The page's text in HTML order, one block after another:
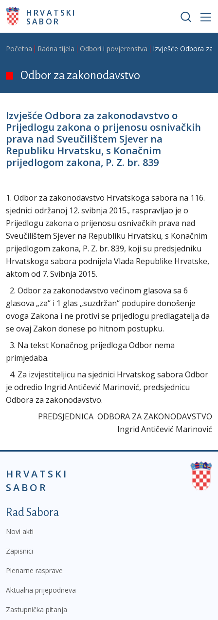
Skoči na glavni sadržaj
HRVATSKI
SABOR
Breadcrumb
Početna Radna tijela Odbori i povjerenstva Izvješće Odbora za
Odbor za zakonodavstvo
Izvješće Odbora za zakonodavstvo o
Prijedlogu zakona o prijenosu osnivačkih
prava nad Sveučilištem Sjever na
Republiku Hrvatsku, s Konačnim
prijedlogom zakona, P. Z. br. 839
1. Odbor za zakonodavstvo Hrvatskoga sabora na 116.
sjednici održanoj 12. svibnja 2015., raspravljao je o
Prijedlogu zakona o prijenosu osnivačkih prava nad
Sveučilištem Sjever na Republiku Hrvatsku, s Konačnim
prijedlogom zakona, P. Z. br. 839, koji su predsjedniku
Hrvatskoga sabora podnijela Vlada Republike Hrvatske,
aktom od 7. Svibnja 2015.
2. Odbor za zakonodavstvo većinom glasova sa 6
glasova „za“ i 1 glas „suzdržan“ podupire donošenje
ovoga Zakona i ne protivi se prijedlogu predlagatelja da
se ovaj Zakon donese po hitnom postupku.
3. Na tekst Konačnog prijedloga Odbor nema
primjedaba.
4. Za izvjestiteljicu na sjednici Hrvatskog sabora Odbor
je odredio Ingrid Antičević Marinović, predsjednicu
Odbora za zakonodavstvo.
PREDSJEDNICA ODBORA ZA ZAKONODAVSTVO
Ingrid Antičević Marinović
HRVATSKI
SABOR
Podnožje prvi izbornik
Rad Sabora
Novi akti
Zapisnici
Plenarne rasprave
Aktualna prijepodneva
Zastupnička pitanja